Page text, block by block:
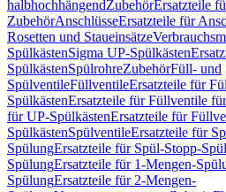
halbhochhängendZubehörErsatzteile
ZubehörAnschlüsseErsatzteile für
Rosetten und Staueinsätze
SpülkästenSigma UP-Spülkästen
SpülkästenSpülrohreZubehörFüll- und
SpülventileFüllventileErsatzteile für
SpülkästenErsatzteile für Füllventile
für UP-SpülkästenErsatzteile für
SpülkästenSpülventileErsatzteile für
SpülungErsatzteile für Spül-Stopp-
SpülungErsatzteile für 1-Mengen-
SpülungErsatzteile für 2-Mengen-